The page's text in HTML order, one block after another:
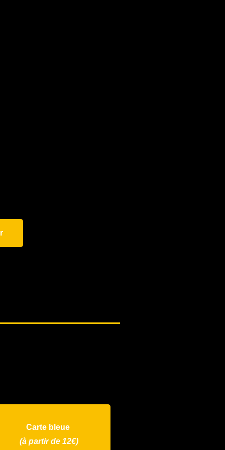
Carte bleue
(à partir de 12€)